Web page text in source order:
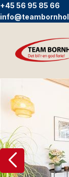
+45 56 95 85 66